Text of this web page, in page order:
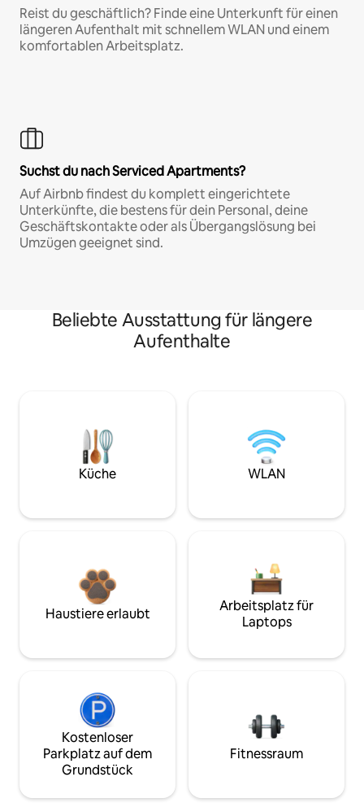
Reist du geschäftlich? Finde eine Unterkunft für einen
längeren Aufenthalt mit schnellem WLAN und einem
komfortablen Arbeitsplatz.
Suchst du nach Serviced Apartments?
Auf Airbnb findest du komplett eingerichtete
Unterkünfte, die bestens für dein Personal, deine
Geschäftskontakte oder als Übergangslösung bei
Umzügen geeignet sind.
Beliebte Ausstattung für längere
Aufenthalte
Küche WLAN
Haustiere erlaubt
Arbeitsplatz für
Laptops
Kostenloser
Parkplatz auf dem
Grundstück
Fitnessraum